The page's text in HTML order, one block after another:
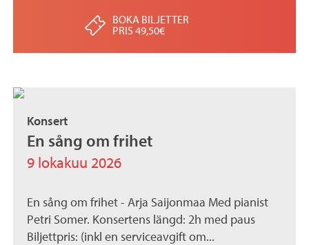
BOKA BILJETTER
PRIS 49,50€
Konsert
En sång om frihet
9 lokakuu 2026
En sång om frihet - Arja Saijonmaa Med pianist
Petri Somer. Konsertens längd: 2h med paus
Biljettpris: (inkl en serviceavgift om...